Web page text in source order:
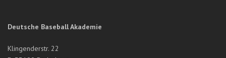
Deutsche Baseball Akademie
Klingenderstr. 22